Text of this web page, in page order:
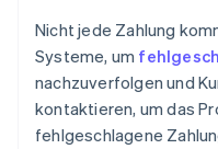
Nicht jede Zahlung
Systeme, um
nachzuverfolgen und
kontaktieren, um das
fehlgeschlagene